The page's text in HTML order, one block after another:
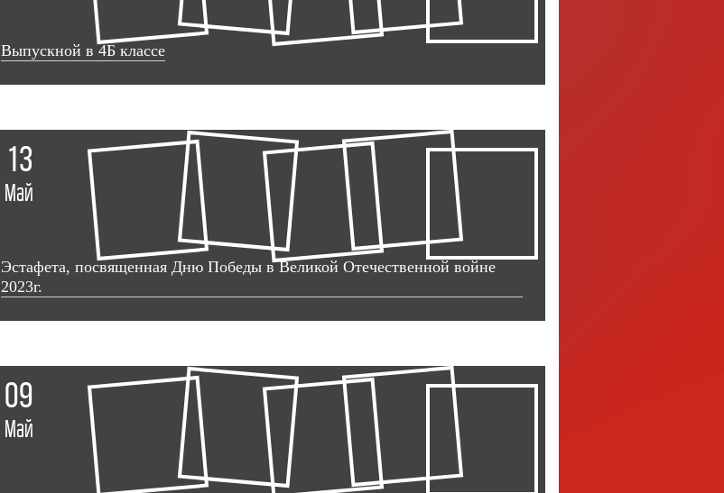
Выпускной в 4Б классе
13
Май
Эстафета, посвященная Дню Победы в Великой Отечественной войне
2023г.
09
Май